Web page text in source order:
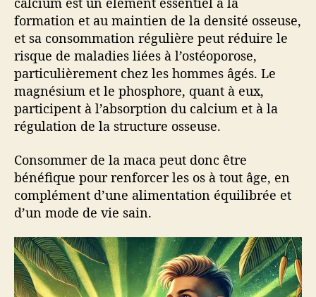
formation et au maintien de la densité osseuse,
et sa consommation régulière peut réduire le
risque de maladies liées à l’ostéoporose,
particulièrement chez les hommes âgés. Le
magnésium et le phosphore, quant à eux,
participent à l’absorption du calcium et à la
régulation de la structure osseuse.
Consommer de la maca peut donc être
bénéfique pour renforcer les os à tout âge, en
complément d’une alimentation équilibrée et
d’un mode de vie sain.